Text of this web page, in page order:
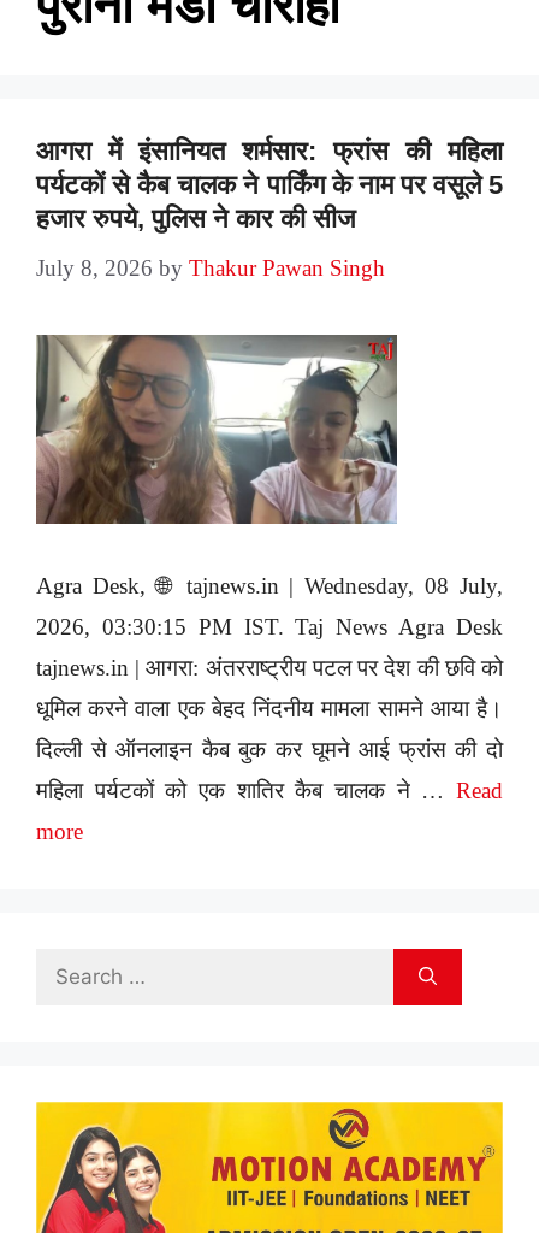
आगरा में इंसानियत शर्मसार: फ्रांस की महिला
पर्यटकों से कैब चालक ने पार्किंग के नाम पर वसूले 5
हजार रुपये, पुलिस ने कार की सीज
July 8, 2026 by Thakur Pawan Singh
Agra Desk, 🌐 tajnews.in | Wednesday, 08 July,
2026, 03:30:15 PM IST. Taj News Agra Desk
tajnews.in | आगरा: अंतरराष्ट्रीय पटल पर देश की छवि को
धूमिल करने वाला एक बेहद निंदनीय मामला सामने आया है।
दिल्ली से ऑनलाइन कैब बुक कर घूमने आई फ्रांस की दो
महिला पर्यटकों को एक शातिर कैब चालक ने … Read
more
Search